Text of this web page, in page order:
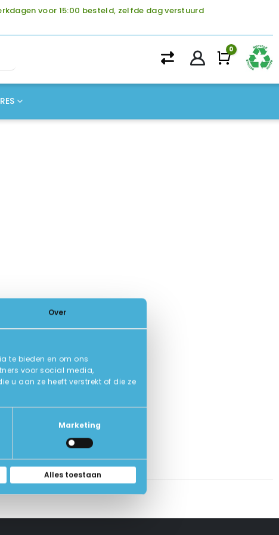
Over
te bieden en om ons
voor social media,
u aan ze heeft verstrekt of die ze
Marketing
Alles toestaan
voor 15:00 besteld, zelfde dag verstuurd
0